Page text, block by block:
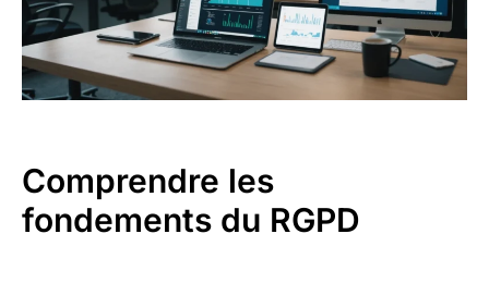
Comprendre les
fondements du RGPD